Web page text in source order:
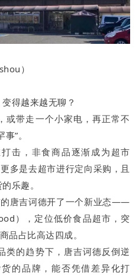
）
得越来越无聊？
或带走一个小家电，再正常不
”。
击，非食商品逐渐成为超市
多是去超市进行定向采购，且
乐趣。
的唐吉诃德开了一个新业态——
），定位低价食品超市，突
品占比高达四成。
类的趋势下，唐吉诃德反倒逆
的品牌，能否凭借差异化打